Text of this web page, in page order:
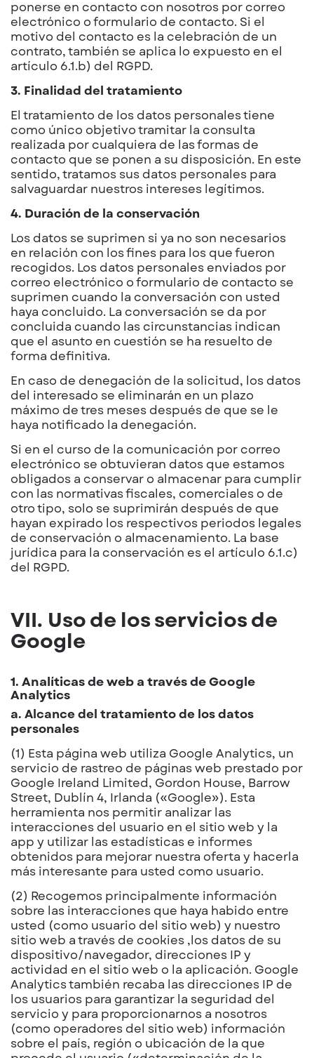
ponerse en contacto con nosotros por correo
electrónico o formulario de contacto. Si el
motivo del contacto es la celebración de un
contrato, también se aplica lo expuesto en el
artículo 6.1.b) del RGPD.
3. Finalidad del tratamiento
El tratamiento de los datos personales tiene
como único objetivo tramitar la consulta
realizada por cualquiera de las formas de
contacto que se ponen a su disposición. En este
sentido, tratamos sus datos personales para
salvaguardar nuestros intereses legítimos.
4. Duración de la conservación
Los datos se suprimen si ya no son necesarios
en relación con los fines para los que fueron
recogidos. Los datos personales enviados por
correo electrónico o formulario de contacto se
suprimen cuando la conversación con usted
haya concluido. La conversación se da por
concluida cuando las circunstancias indican
que el asunto en cuestión se ha resuelto de
forma definitiva.
En caso de denegación de la solicitud, los datos
del interesado se eliminarán en un plazo
máximo de tres meses después de que se le
haya notificado la denegación.
Si en el curso de la comunicación por correo
electrónico se obtuvieran datos que estamos
obligados a conservar o almacenar para cumplir
con las normativas fiscales, comerciales o de
otro tipo, solo se suprimirán después de que
hayan expirado los respectivos periodos legales
de conservación o almacenamiento. La base
jurídica para la conservación es el artículo 6.1.c)
del RGPD.
VII. Uso de los servicios de
Google
1. Analíticas de web a través de Google
Analytics
a. Alcance del tratamiento de los datos
personales
(1) Esta página web utiliza Google Analytics, un
servicio de rastreo de páginas web prestado por
Google Ireland Limited, Gordon House, Barrow
Street, Dublín 4, Irlanda («Google»). Esta
herramienta nos permitir analizar las
interacciones del usuario en el sitio web y la
app y utilizar las estadísticas e informes
obtenidos para mejorar nuestra oferta y hacerla
más interesante para usted como usuario.
(2) Recogemos principalmente información
sobre las interacciones que haya habido entre
usted (como usuario del sitio web) y nuestro
sitio web a través de cookies ,los datos de su
dispositivo/navegador, direcciones IP y
actividad en el sitio web o la aplicación. Google
Analytics también recaba las direcciones IP de
los usuarios para garantizar la seguridad del
servicio y para proporcionarnos a nosotros
(como operadores del sitio web) información
sobre el país, región o ubicación de la que